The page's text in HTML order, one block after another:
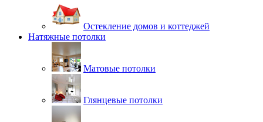
Остекление домов и коттеджей
Натяжные потолки
Матовые потолки
Глянцевые потолки